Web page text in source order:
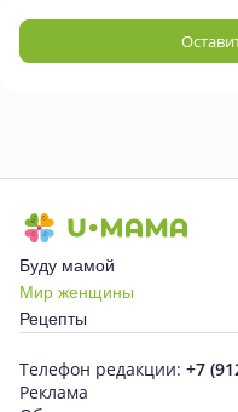
Буду мамой
Мир женщины
Рецепты
Телефон редакции: +7
Реклама